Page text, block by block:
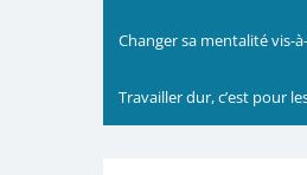
Changer sa mentalité vis-
Travailler dur, c’est pour